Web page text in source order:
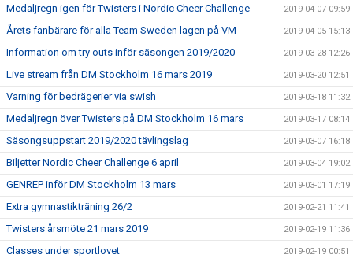
Medaljregn igen för Twisters i Nordic Cheer Challenge 2019-04-07 09:59
Årets fanbärare för alla Team Sweden lagen på VM 2019-04-05 15:13
Information om try outs inför säsongen 2019/2020 2019-03-28 12:26
Live stream från DM Stockholm 16 mars 2019 2019-03-20 12:51
Varning för bedrägerier via swish 2019-03-18 11:32
Medaljregn över Twisters på DM Stockholm 16 mars 2019-03-17 08:14
Säsongsuppstart 2019/2020 tävlingslag 2019-03-07 16:18
Biljetter Nordic Cheer Challenge 6 april 2019-03-04 19:02
GENREP inför DM Stockholm 13 mars 2019-03-01 17:19
Extra gymnastikträning 26/2 2019-02-21 11:41
Twisters årsmöte 21 mars 2019 2019-02-19 11:36
Classes under sportlovet 2019-02-19 00:51